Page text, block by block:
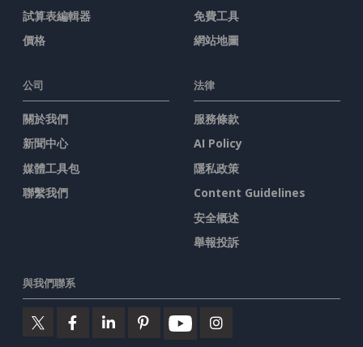
試算表編輯器
價格
免費工具
網站地圖
公司
關於我們
新聞中心
媒體工具包
聯繫我們
法律
服務條款
AI Policy
隱私政策
Content Guidelines
安全概述
舉報投訴
與我們聯系